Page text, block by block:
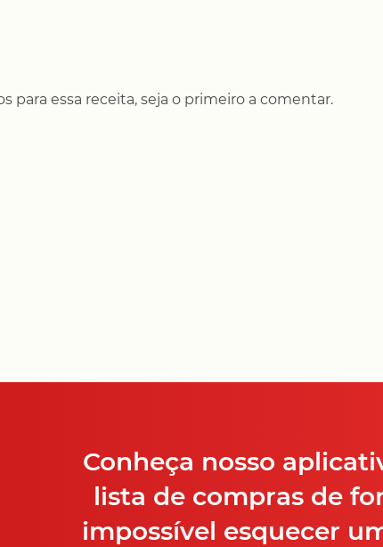
para essa receita, seja o primeiro a comentar.
Conheça nosso
lista de compras de
impossível esquecer